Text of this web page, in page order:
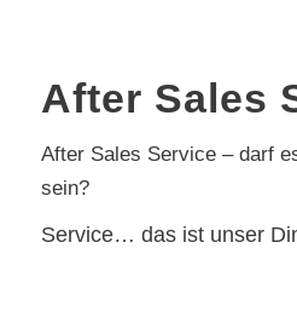
After Sales
After Sales Service – darf
sein?
Service… das ist unser